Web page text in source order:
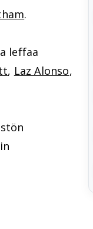
.
leffaa
, Laz Alonso,